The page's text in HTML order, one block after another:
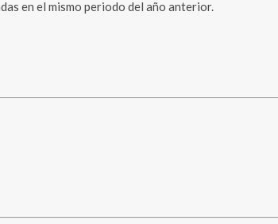
en el mismo periodo del año anterior.